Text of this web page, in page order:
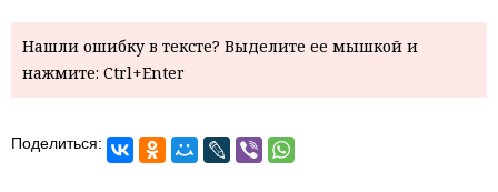
Нашли ошибку в тексте? Выделите ее мышкой и
нажмите: Ctrl+Enter
Поделиться: